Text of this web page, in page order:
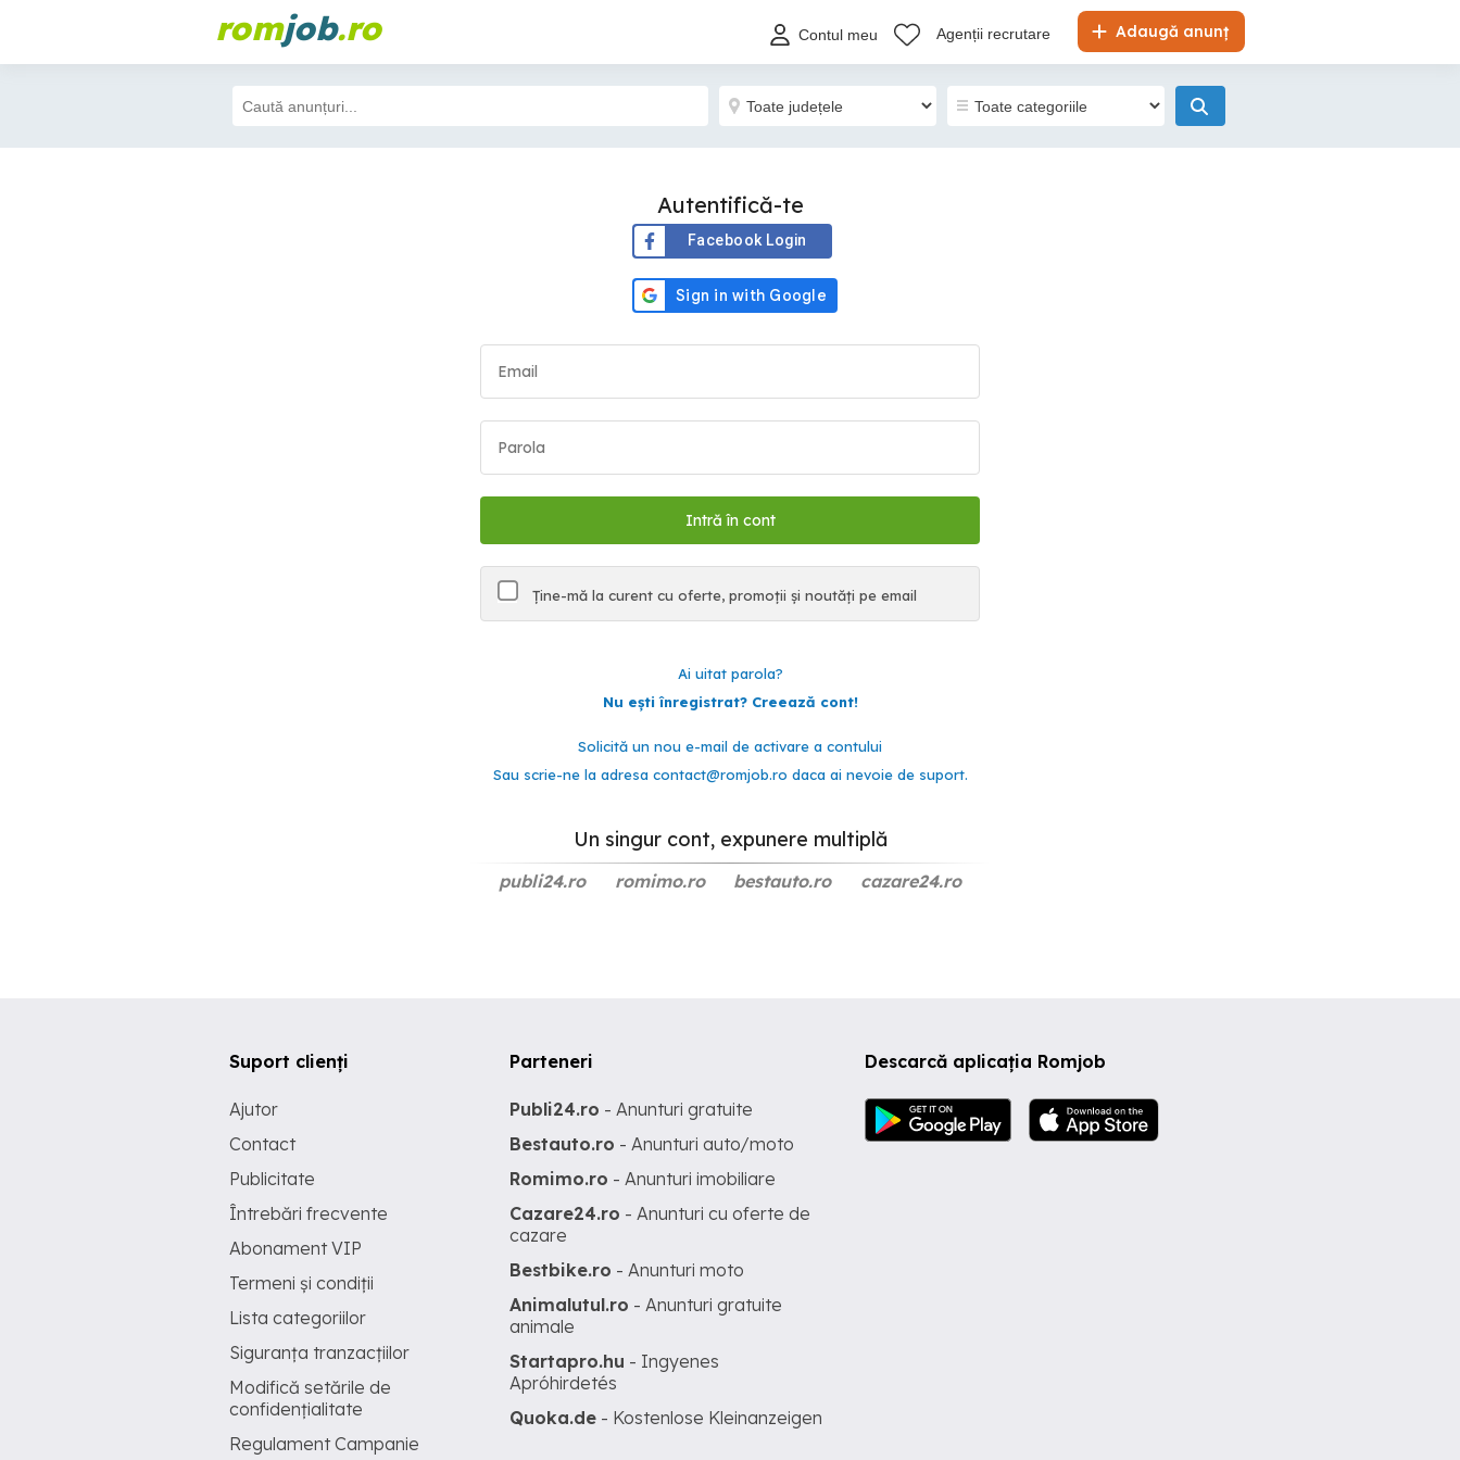
romjob.ro Adaugă anunț
Contul meu Agenții recrutare
Autentifică-te
Facebook Login
Ține-mă la curent cu oferte, promoții și noutăți pe email
Ai uitat parola?
Nu ești înregistrat? Creează cont!
Solicită un nou e-mail de activare a contului
Sau scrie-ne la adresa contact@romjob.ro daca ai nevoie de suport.
Un singur cont, expunere multiplă
publi24.ro romimo.ro bestauto.ro cazare24.ro
Descarcă aplicația Romjob
Suport clienți
Ajutor
Contact
Publicitate
Întrebări frecvente
Abonament VIP
Termeni și condiții
Lista categoriilor
Siguranța tranzacțiilor
Modifică setările de
confidențialitate
Regulament Campanie
Parteneri
Publi24.ro - Anunturi gratuite
Bestauto.ro - Anunturi auto/moto
Romimo.ro - Anunturi imobiliare
Cazare24.ro - Anunturi cu oferte de
cazare
Bestbike.ro - Anunturi moto
Animalutul.ro - Anunturi gratuite
animale
Startapro.hu - Ingyenes
Apróhirdetés
Quoka.de - Kostenlose Kleinanzeigen